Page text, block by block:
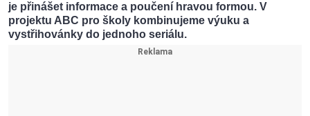
je přinášet informace a poučení hravou formou. V
projektu ABC pro školy kombinujeme výuku a
vystřihovánky do jednoho seriálu.